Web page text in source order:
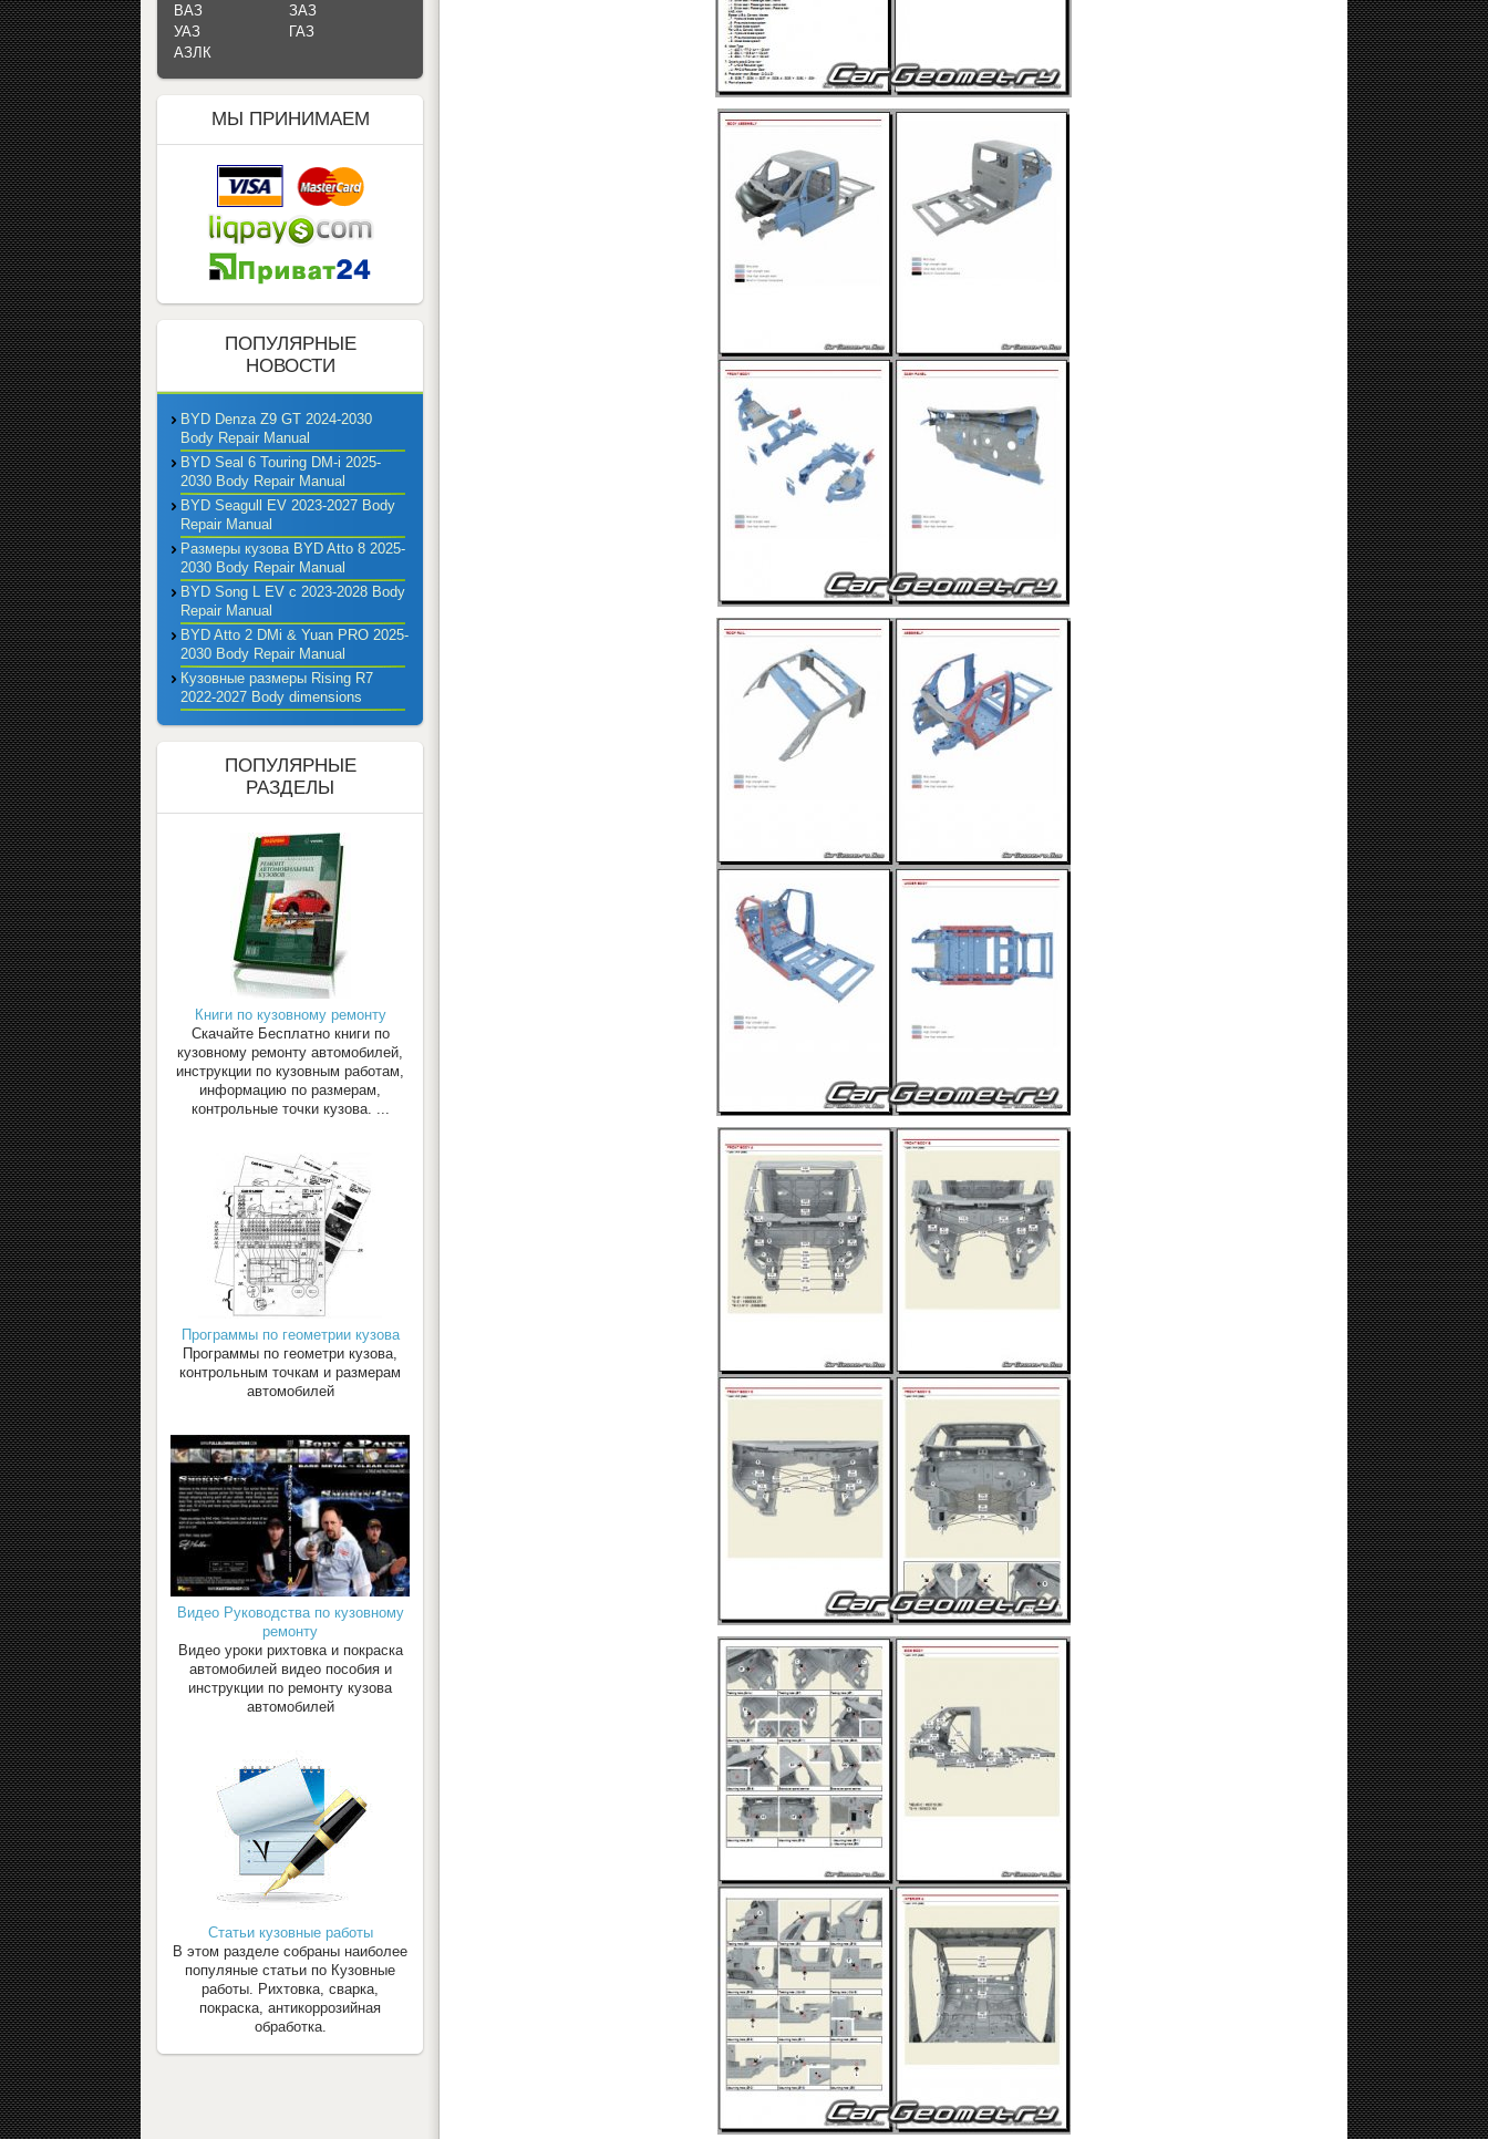
ВАЗ
ЗАЗ
УАЗ
ГАЗ
АЗЛК
МЫ ПРИНИМАЕМ
ПОПУЛЯРНЫЕ
НОВОСТИ
BYD Denza Z9 GT 2024-2030
Body Repair Manual
BYD Seal 6 Touring DM-i 2025-
2030 Body Repair Manual
BYD Seagull EV 2023-2027 Body
Repair Manual
Размеры кузова BYD Atto 8 2025-
2030 Body Repair Manual
BYD Song L EV с 2023-2028 Body
Repair Manual
BYD Atto 2 DMi & Yuan PRO 2025-
2030 Body Repair Manual
Кузовные размеры Rising R7
2022-2027 Body dimensions
ПОПУЛЯРНЫЕ
РАЗДЕЛЫ
Книги по кузовному ремонту
Скачайте Бесплатно книги по
кузовному ремонту автомобилей,
инструкции по кузовным работам,
информацию по размерам,
контрольные точки кузова. ...
Программы по геометрии кузова
Программы по геометри кузова,
контрольным точкам и размерам
автомобилей
Видео Руководства по кузовному
ремонту
Видео уроки рихтовка и покраска
автомобилей видео пособия и
инструкции по ремонту кузова
автомобилей
Статьи кузовные работы
В этом разделе собраны наиболее
популяные статьи по Кузовные
работы. Рихтовка, сварка,
покраска, антикоррозийная
обработка.